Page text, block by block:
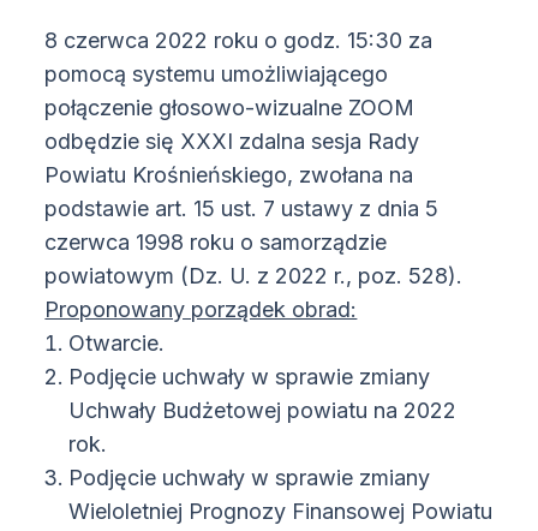
8 czerwca 2022 roku o godz. 15:30 za
pomocą systemu umożliwiającego
połączenie głosowo-wizualne ZOOM
odbędzie się XXXI zdalna sesja Rady
Powiatu Krośnieńskiego, zwołana na
podstawie art. 15 ust. 7 ustawy z dnia 5
czerwca 1998 roku o samorządzie
powiatowym (Dz. U. z 2022 r., poz. 528).
Proponowany porządek obrad:
Otwarcie.
Podjęcie uchwały w sprawie zmiany
Uchwały Budżetowej powiatu na 2022
rok.
Podjęcie uchwały w sprawie zmiany
Wieloletniej Prognozy Finansowej Powiatu